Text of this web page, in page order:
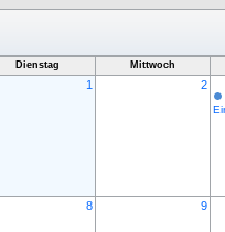
Dienstag Mittwoch
1 2
8 9